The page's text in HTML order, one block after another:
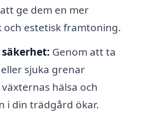
ge dem en mer
och estetisk framtoning.
säkerhet: Genom att ta
sjuka grenar
hälsa och
i din trädgård ökar.